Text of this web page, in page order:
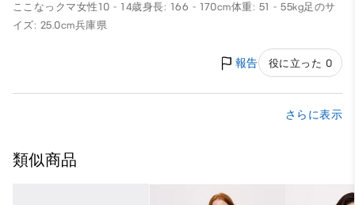
ここなっクマ女性 10 - 14歳身長: 166 - 170cm体重: 51 - 55kg足のサ
イズ: 25.0cm兵庫県
報告 役に立った 0
さらに表示
類似商品